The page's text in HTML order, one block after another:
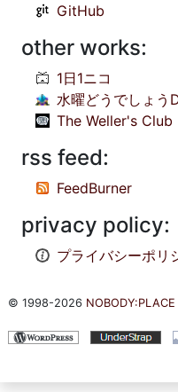
GitHub
other works:
1日1ニコ
水曜どうでしょう
The Weller's Club
rss feed:
FeedBurner
privacy policy:
プライバシーポリ
© 1998-2026 NOBODY:PLACE